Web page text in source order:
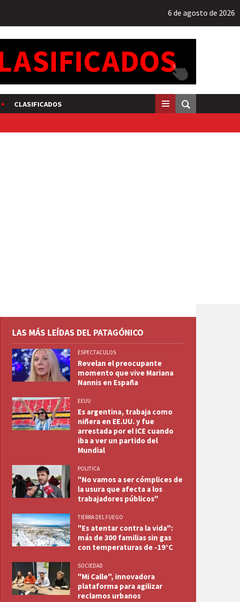
6 de agosto de 2026
CLASIFICADOS
LAS MÁS LEÍDAS DEL PATAGÓNICO
ESPECTACULOS
Revelan el preocupante
momento que vive Mariana
Nannis en España
EEUU
Es argentina, trabaja como
niñera en EE.UU. y fue
arrestada por el ICE cuando
iba a ver un partido del
Mundial
POLITICA
"No vamos a ser cómplices de
la usura que afecta a los
trabajadores públicos"
TIERRA DEL FUEGO
"Es atentar contra la vida":
más de 300 familias sin gas
con temperaturas de -19°C
SOCIEDAD
"Mi Calle", innovadora
plataforma para agilizar
reclamos urbanos